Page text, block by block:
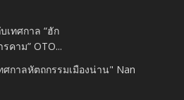
ทศกาล “ฮัก
คาม” OTO...
ศกาลหัตถกรรมเมืองน่าน" Nan